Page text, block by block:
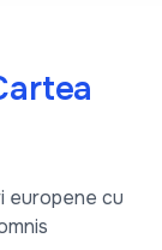
europene cu